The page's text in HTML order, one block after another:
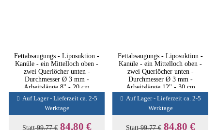
Fettabsaugungs - Liposuktion -
Kanüle - ein Mittelloch oben -
zwei Querlöcher unten -
Durchmesser Ø 3 mm -
Arbeitslänge 8'' - 20 cm
Auf Lager - Lieferzeit ca. 2-5
Werktage
Statt99,77 € 84,80 €
Fettabsaugungs - Liposuktion -
Kanüle - ein Mittelloch oben -
zwei Querlöcher unten -
Durchmesser Ø 3 mm -
Arbeitslänge 12'' - 30 cm
Auf Lager - Lieferzeit ca. 2-5
Werktage
Statt99,77 € 84,80 €